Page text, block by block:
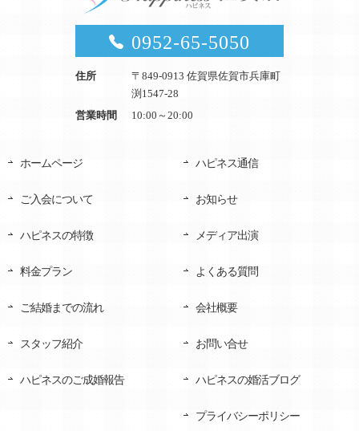
0952-65-5050
住所
〒849-0913 佐賀県佐賀市兵庫町
渕1547-28
営業時間
10:00～20:00
ホームページ
ご入会について
ハピネスの特徴
料金プラン
ご結婚までの流れ
スタッフ紹介
ハピネスのご成婚報告
ハピネス通信
お知らせ
メディア出演
よくある質問
会社概要
お問い合せ
ハピネスの婚活ブログ
プライバシーポリシー